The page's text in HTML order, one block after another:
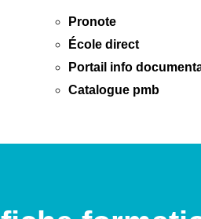
Pronote
École direct
Portail info
Catalogue pmb